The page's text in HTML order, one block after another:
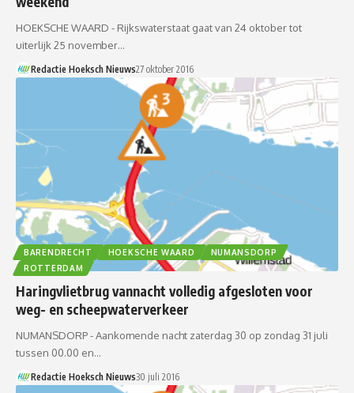
HOEKSCHE WAARD - Rijkswaterstaat gaat van 24 oktober tot
uiterlijk 25 november…
Redactie Hoeksch Nieuws27 oktober 2016
BARENDRECHT HOEKSCHE WAARD
NUMANSDORP
ROTTERDAM
Haringvlietbrug vannacht volledig afgesloten voor
weg- en scheepwaterverkeer
NUMANSDORP - Aankomende nacht zaterdag 30 op zondag 31 juli
tussen 00.00 en…
Redactie Hoeksch Nieuws30 juli 2016